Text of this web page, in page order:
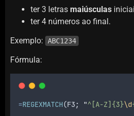
ter 3 letras maiúsculas
ter 4 números ao final.
Exemplo: ABC1234
Fórmula:
=REGEXMATCH(F3 ; "^[A-Z]{3}\d